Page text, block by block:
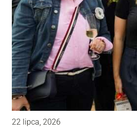
22 lipca, 2026